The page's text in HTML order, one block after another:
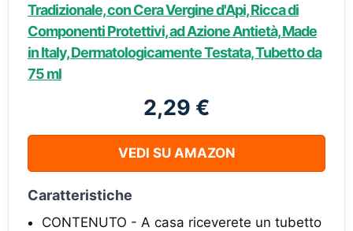
Tradizionale, con Cera Vergine d'Api, Ricca di
Componenti Protettivi, ad Azione Antietà, Made
in Italy, Dermatologicamente Testata, Tubetto da
75 ml
2,29 €
VEDI SU AMAZON
Caratteristiche
CONTENUTO - A casa riceverete un tubetto